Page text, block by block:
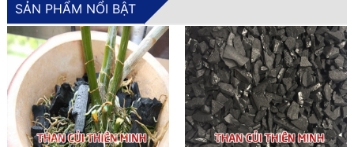
SẢN PHẨM NỔI BẬT